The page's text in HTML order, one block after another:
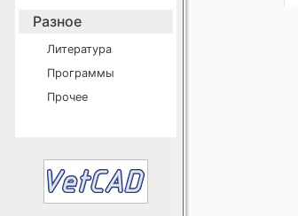
Разное
Литература
Программы
Прочее